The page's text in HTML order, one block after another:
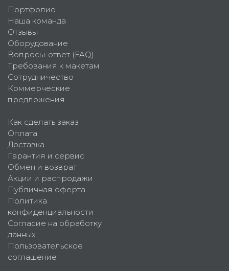
Портфолио
Наша команда
Отзывы
Оборудование
Вопросы-ответ (FAQ)
Требования к макетам
Сотрудничество
Коммерческие
предложения
Как сделать заказ
Оплата
Доставка
Гарантия и сервис
Обмен и возврат
Акции и распродажи
Публичная оферта
Политика
конфиденциальности
Согласие на обработку
данных
Пользовательское
соглашение